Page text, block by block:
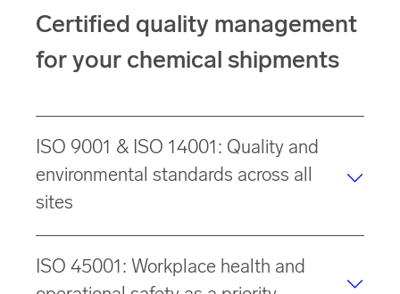
Certified quality management
for your chemical shipments
ISO 9001 & ISO 14001: Quality and
environmental standards across all
sites
improvement and environmentally responsible
chemical logistics. Group-wide certifications also
ISO 45001: Workplace health and